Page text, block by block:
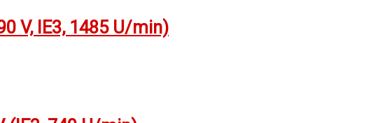
V, IE3, 1485 U/min)